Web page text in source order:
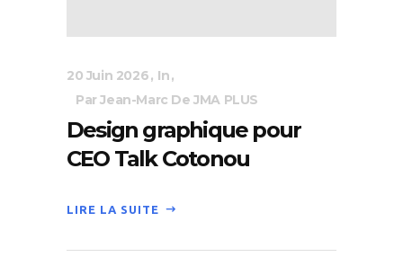
20 Juin 2026
In
Par Jean-Marc De JMA PLUS
Design graphique pour
CEO Talk Cotonou
LIRE LA SUITE